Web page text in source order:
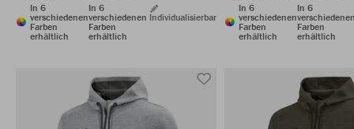
In 6
verschiedenen
Farben
erhältlich
In 6
verschiedenen
Farben
erhältlich
Individualisierbar
In 6
verschiedenen
Farben
erhältlich
In 6
Farben
erhältlich